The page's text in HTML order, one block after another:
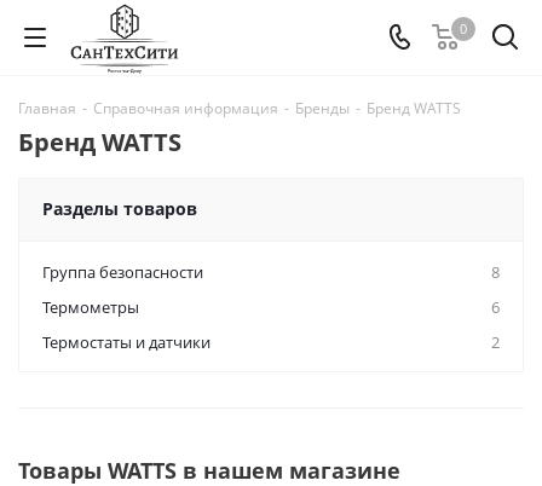
0
Главная - Справочная информация - Бренды - Бренд WATTS
Бренд WATTS
Разделы товаров
Группа безопасности
8
Термометры
6
Термостаты и датчики
2
Товары WATTS в нашем магазине